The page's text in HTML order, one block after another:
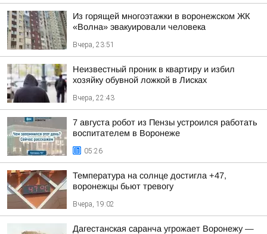
Из горящей многоэтажки в воронежском ЖК
«Волна» эвакуировали человека
Вчера, 23:51
Неизвестный проник в квартиру и избил
хозяйку обувной ложкой в Лисках
Вчера, 22:43
7 августа робот из Пензы устроился работать
воспитателем в Воронеже
05:26
Температура на солнце достигла +47,
воронежцы бьют тревогу
Вчера, 19:02
Дагестанская саранча угрожает Воронежу —